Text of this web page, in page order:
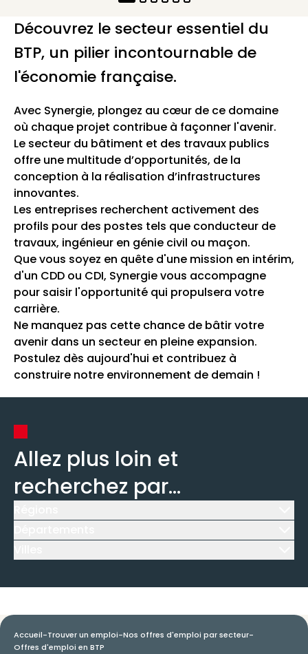
Découvrez le secteur essentiel du
BTP, un pilier incontournable de
l'économie française.
Avec Synergie, plongez au cœur de ce domaine
où chaque projet contribue à façonner l'avenir.
Le secteur du bâtiment et des travaux publics
offre une multitude d’opportunités, de la
conception à la réalisation d’infrastructures
innovantes.
Les entreprises recherchent activement des
profils pour des postes tels que conducteur de
travaux, ingénieur en génie civil ou maçon.
Que vous soyez en quête d'une mission en intérim,
d'un CDD ou CDI, Synergie vous accompagne
pour saisir l'opportunité qui propulsera votre
carrière.
Ne manquez pas cette chance de bâtir votre
avenir dans un secteur en pleine expansion.
Postulez dès aujourd'hui et contribuez à
construire notre environnement de demain !
Allez plus loin et
recherchez par...
Accueil-Trouver un emploi-Nos offres d'emploi par secteur-
Offres d'emploi en BTP